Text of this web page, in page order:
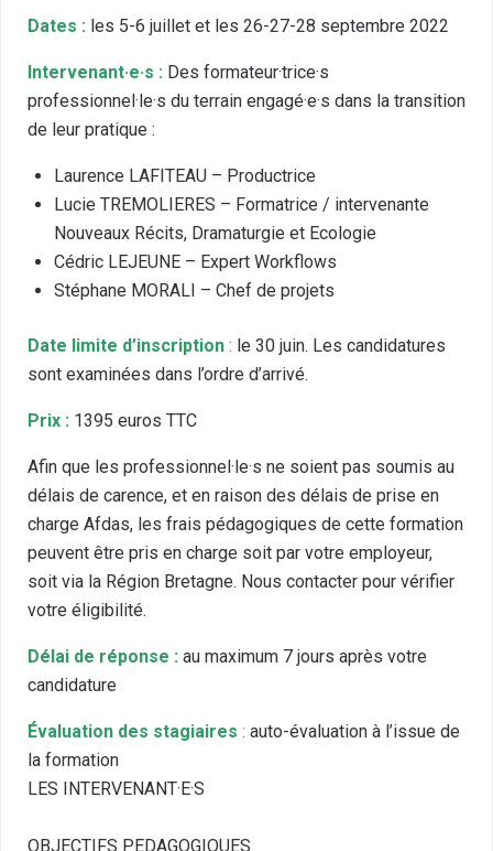
Dates : les 5-6 juillet et les 26-27-28 septembre 2022
Intervenant·e·s : Des formateur·trice·s
professionnel·le·s du terrain engagé·e·s dans la transition
de leur pratique :
Laurence LAFITEAU – Productrice
Lucie TREMOLIERES – Formatrice / intervenante
Nouveaux Récits, Dramaturgie et Ecologie
Cédric LEJEUNE – Expert Workflows
Stéphane MORALI – Chef de projets
Date limite d’inscription : le 30 juin. Les candidatures
sont examinées dans l’ordre d’arrivé.
Prix : 1395 euros TTC
Afin que les professionnel·le·s ne soient pas soumis au
délais de carence, et en raison des délais de prise en
charge Afdas, les frais pédagogiques de cette formation
peuvent être pris en charge soit par votre employeur,
soit via la Région Bretagne. Nous contacter pour vérifier
votre éligibilité.
Délai de réponse : au maximum 7 jours après votre
candidature
Évaluation des stagiaires : auto-évaluation à l’issue de
la formation
LES INTERVENANT·E·S
OBJECTIFS PEDAGOGIQUES